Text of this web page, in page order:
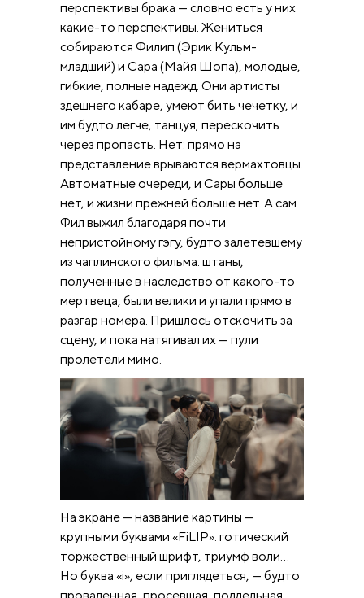
перспективы брака — словно есть у них
какие-то перспективы. Жениться
собираются Филип (Эрик Кульм-
младший) и Сара (Майя Шопа), молодые,
гибкие, полные надежд. Они артисты
здешнего кабаре, умеют бить чечетку, и
им будто легче, танцуя, перескочить
через пропасть. Нет: прямо на
представление врываются вермахтовцы.
Автоматные очереди, и Сары больше
нет, и жизни прежней больше нет. А сам
Фил выжил благодаря почти
непристойному гэгу, будто залетевшему
из чаплинского фильма: штаны,
полученные в наследство от какого-то
мертвеца, были велики и упали прямо в
разгар номера. Пришлось отскочить за
сцену, и пока натягивал их — пули
пролетели мимо.
На экране — название картины —
крупными буквами «FiLIP»: готический
торжественный шрифт, триумф воли...
Но буква «i», если приглядеться, — будто
проваленная, просевшая, поддельная.